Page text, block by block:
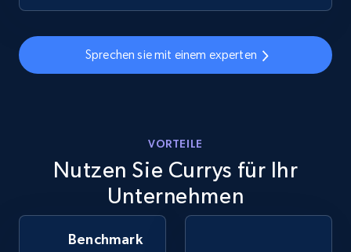
Sprechen sie mit einem experten
VORTEILE
Nutzen Sie Currys für Ihr
Unternehmen
Benchmark